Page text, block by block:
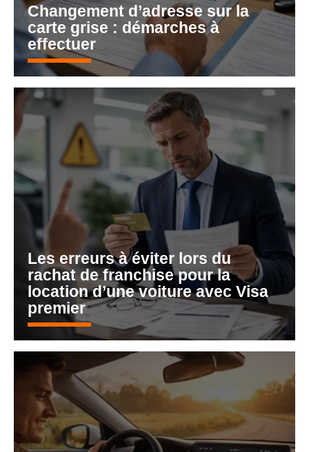
Changement d’adresse sur la
carte grise : démarches à
effectuer
Les erreurs à éviter lors du
rachat de franchise pour la
location d’une voiture avec Visa
premier